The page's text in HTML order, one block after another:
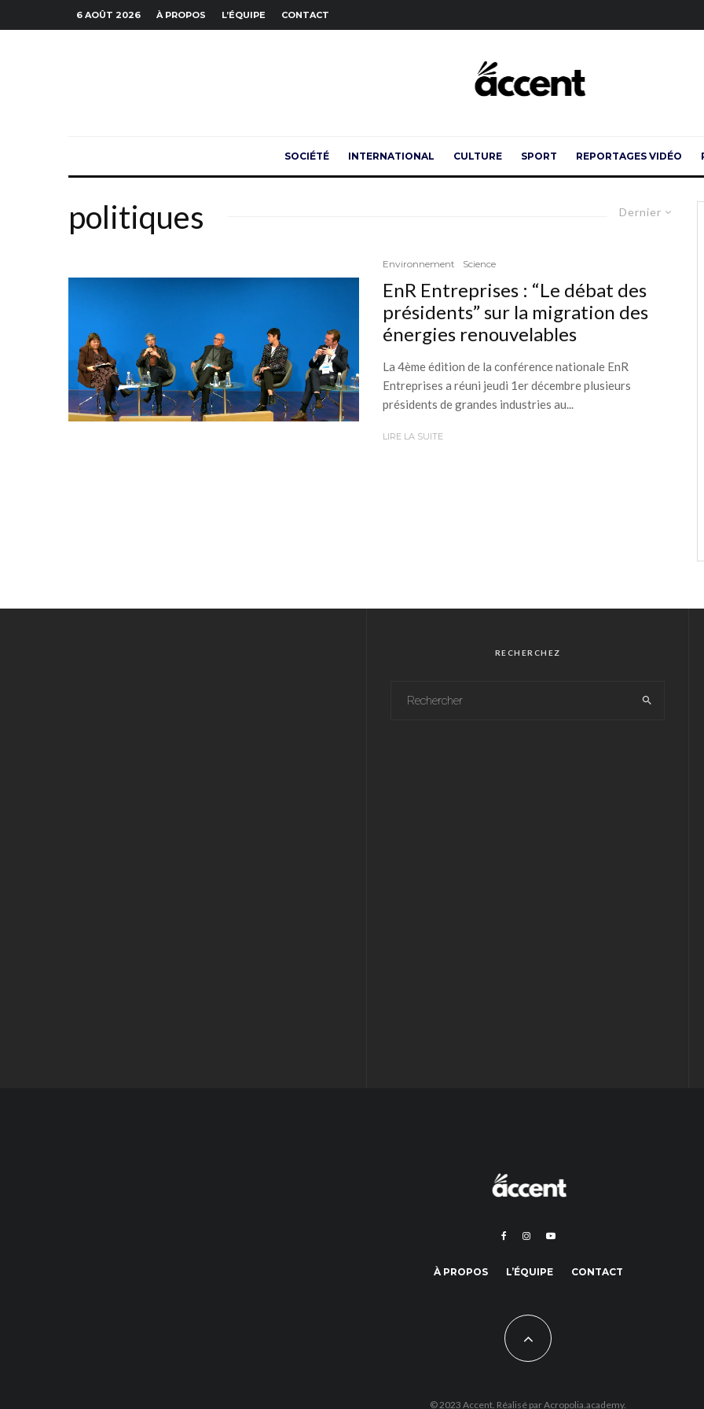
6 AOÛT 2026 À PROPOS L’ÉQUIPE CONTACT
SOCIÉTÉ INTERNATIONAL CULTURE SPORT REPORTAGES VIDÉO
Dernier
politiques
Environnement Science
EnR Entreprises : “Le débat des
présidents” sur la migration des
énergies renouvelables
La 4ème édition de la conférence nationale EnR
Entreprises a réuni jeudi 1er décembre plusieurs
présidents de grandes industries au...
LIRE LA SUITE
RECHERCHEZ
À PROPOS L’ÉQUIPE CONTACT
© 2023 Accent. Réalisé parAcropolia.academy.